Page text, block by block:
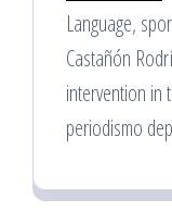
Language,
Castañón
intervention in
periodismo